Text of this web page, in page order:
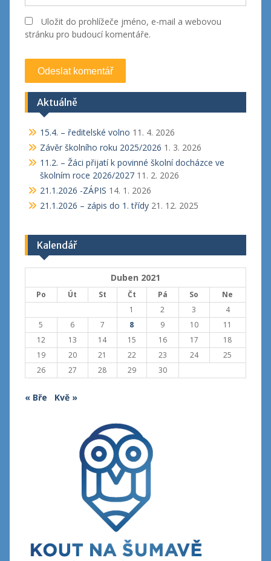
Uložit do prohlížeče jméno, e-mail a webovou
stránku pro budoucí komentáře.
Aktuálně
15.4. – ředitelské volno 11. 4. 2026
Závěr školního roku 2025/2026 1. 3. 2026
11.2. – Žáci přijatí k povinné školní docházce ve
školním roce 2026/2027 11. 2. 2026
21.1.2026 -ZÁPIS 14. 1. 2026
21.1.2026 – zápis do 1. třídy 21. 12. 2025
Kalendář
Duben 2021
Po Út St Čt Pá So
Ne
1
2 3
4
5
6 7 8 9 10
11
12
13 14 15 16 17
18
19
20 21 22 23 24
25
26
27 28 29 30
« Bře Kvě »